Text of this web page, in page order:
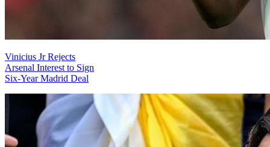
Vinicius Jr Rejects
Arsenal Interest to Sign
Six-Year Madrid Deal